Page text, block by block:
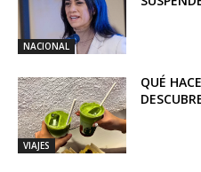
NACIONAL
VIAJES
QUÉ